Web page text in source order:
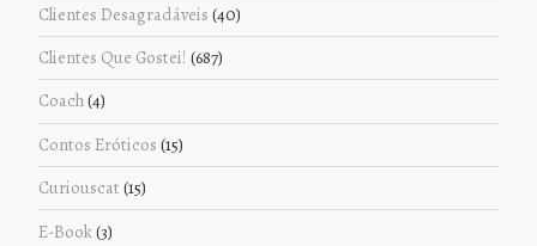
Clientes Desagradáveis (40)
Clientes Que Gostei! (687)
Coach(4)
Contos Eróticos (15)
Curiouscat (15)
E-Book(3)